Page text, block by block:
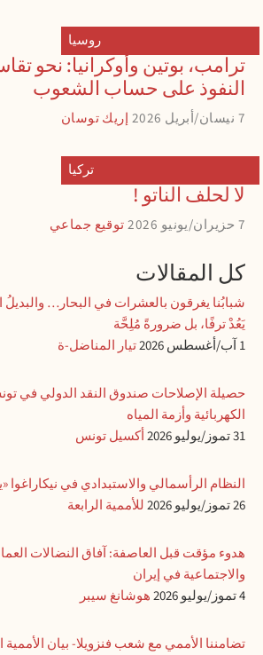
روسيا
ترامب، بوتين وأوكرانيا: نحو
النفوذ على حساب الشعوب
7 نيسان/أبريل 2026 إريك توسان
تركيا
لا لحلف الناتو !
7 حزيران/يونيو 2026 توقيع جماعي
كل المقالات
شبابُنا يغرقون بالعشرات في البحار…
يَعُدْ ترفًا، بل ضرورةً مُلِحَّة
1 آب/أغسطس 2026
تيار المناضل-ة
حصيلة الإصلاحات صندوق النقد الدولي في
الكهربائية وأزمة المياه
31 تموز/يوليو 2026
أكسيل تونس
النظام الرأسمالي والاستبدادي في نيكاراغوا
26 تموز/يوليو 2026
للأممية الرابعة
هدوء مؤقت قبل العاصفة: آفاق النضالات
والاجتماعية في إيران
4 تموز/يوليو 2026
هوشانغ سيبر
تضامننا الأممي مع شعب فنزويلا- بيان الأممية